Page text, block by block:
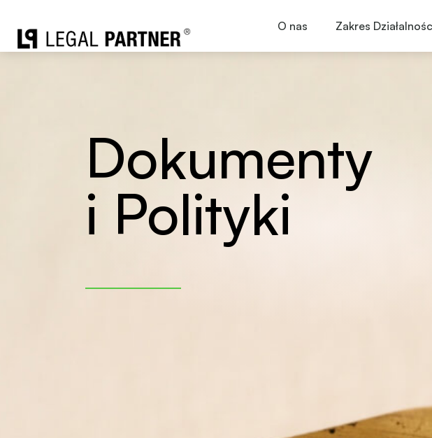
O nas Zakres
Dokumenty
i Polityki